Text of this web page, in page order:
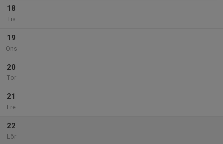
18
Tis
19
Ons
20
Tor
21
Fre
22
Lör